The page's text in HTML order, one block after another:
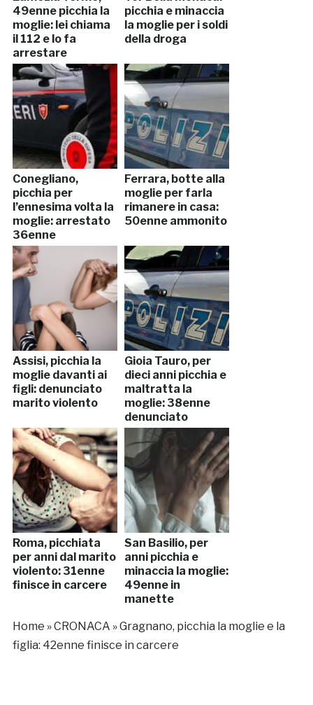
49enne picchia la
moglie: lei chiama
il 112 e lo fa
arrestare
picchia e minaccia
la moglie per i soldi
della droga
Conegliano,
picchia per
l’ennesima volta la
moglie: arrestato
36enne
Ferrara, botte alla
moglie per farla
rimanere in casa:
50enne ammonito
Assisi, picchia la
moglie davanti ai
figli: denunciato
marito violento
Gioia Tauro, per
dieci anni picchia e
maltratta la
moglie: 38enne
denunciato
Roma, picchiata
per anni dal marito
violento: 31enne
finisce in carcere
San Basilio, per
anni picchia e
minaccia la moglie:
49enne in
manette
Home »CRONACA »Gragnano, picchia la moglie e la
figlia: 42enne finisce in carcere